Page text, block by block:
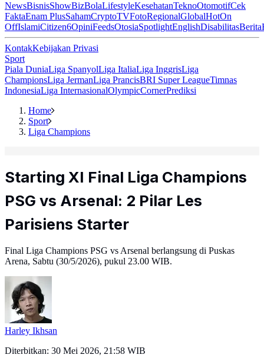
NewsBisnisShowBizBolaLifestyleKesehatanTeknoOtomotifCek
FaktaEnam PlusSahamCryptoTVFotoRegionalGlobalHotOn
OffIslamiCitizen6OpiniFeedsOtosiaSpotlightEnglishDisabilitasBerita
KontakKebijakan Privasi
Sport
Piala DuniaLiga SpanyolLiga ItaliaLiga InggrisLiga
ChampionsLiga JermanLiga PrancisBRI Super LeagueTimnas
IndonesiaLiga InternasionalOlympicCornerPrediksi
Home
Sport
Liga Champions
Starting XI Final Liga Champions
PSG vs Arsenal: 2 Pilar Les
Parisiens Starter
Final Liga Champions PSG vs Arsenal berlangsung di Puskas
Arena, Sabtu (30/5/2026), pukul 23.00 WIB.
Harley Ikhsan
Diterbitkan: 30 Mei 2026, 21:58 WIB